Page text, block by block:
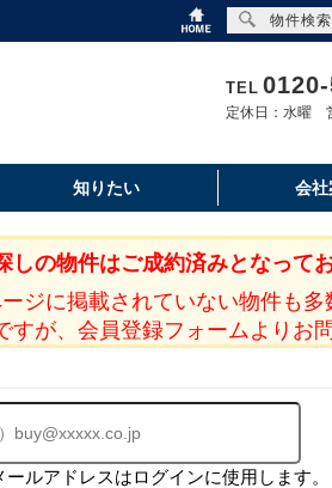
TEL
定休日：水曜
知りたい 会社
しの物件はご成約済みとなってお
ジに掲載されていない物件も多
すが、会員登録フォームよりお
ルアドレスはログインに使用します。
物件検索